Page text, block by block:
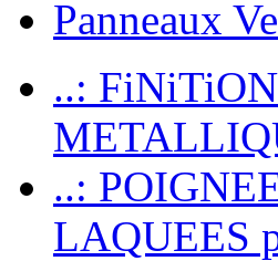
Panneaux
..:
..:
LAQUEES